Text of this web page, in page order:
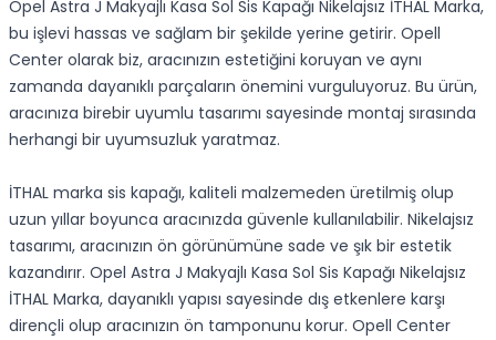
Opel Astra J Makyajlı Kasa Sol Sis Kapağı Nikelajsız İTHAL Marka,
bu işlevi hassas ve sağlam bir şekilde yerine getirir. Opell
Center olarak biz, aracınızın estetiğini koruyan ve aynı
zamanda dayanıklı parçaların önemini vurguluyoruz. Bu ürün,
aracınıza birebir uyumlu tasarımı sayesinde montaj sırasında
herhangi bir uyumsuzluk yaratmaz.
İTHAL marka sis kapağı, kaliteli malzemeden üretilmiş olup
uzun yıllar boyunca aracınızda güvenle kullanılabilir. Nikelajsız
tasarımı, aracınızın ön görünümüne sade ve şık bir estetik
kazandırır. Opel Astra J Makyajlı Kasa Sol Sis Kapağı Nikelajsız
İTHAL Marka, dayanıklı yapısı sayesinde dış etkenlere karşı
dirençli olup aracınızın ön tamponunu korur. Opell Center